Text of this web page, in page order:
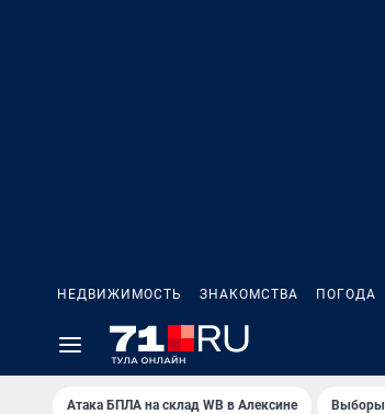
НЕДВИЖИМОСТЬ ЗНАКОМСТВА ПОГОДА
Атака БПЛА на склад WB в Алексине Выборы